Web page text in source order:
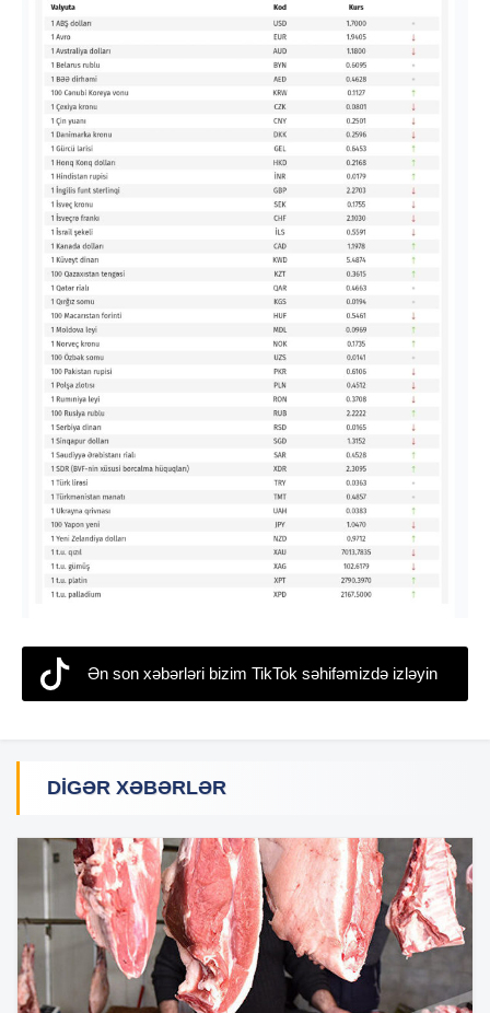
Ən son xəbərləri bizim TikTok səhifəmizdə izləyin
DIGƏR XƏBƏRLƏR